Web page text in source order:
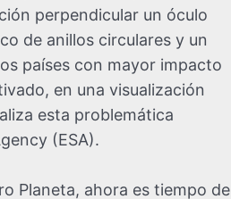
perpendicular un óculo
de anillos circulares y un
países con mayor impacto
en una visualización
esta problemática
(ESA).
Planeta, ahora es tiempo de